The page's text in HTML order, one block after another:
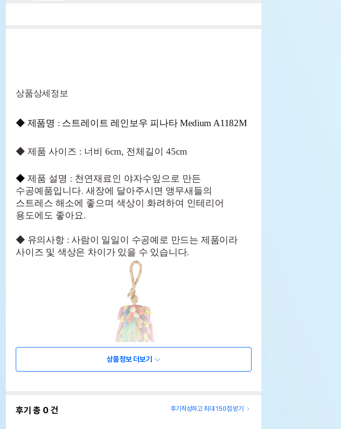
상품상세정보
◆ 제품명 : 스트레이트 레인보우 피나타 Medium A1182M
◆ 제품 사이즈 : 너비 6cm, 전체길이 45cm
◆ 제품 설명 : 천연재료인 야자수잎으로 만든
수공예품입니다. 새장에 달아주시면 앵무새들의
스트레스 해소에 좋으며 색상이 화려하여 인테리어
용도에도 좋아요.
◆ 유의사항 : 사람이 일일이 수공예로 만드는 제품이라
사이즈 및 색상은 차이가 있을 수 있습니다.
상품정보 더보기
후기 총 0 건 후기작성하고 최대 150점 받기